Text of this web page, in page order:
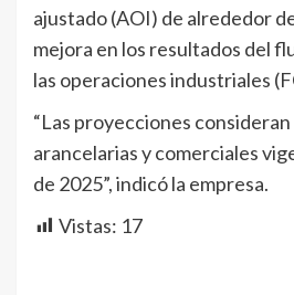
ajustado (AOI) de alrededor
mejora en los resultados del
las operaciones industriales
“Las proyecciones consideran
arancelarias y comerciales
de 2025”, indicó la empresa.
Vistas: 17